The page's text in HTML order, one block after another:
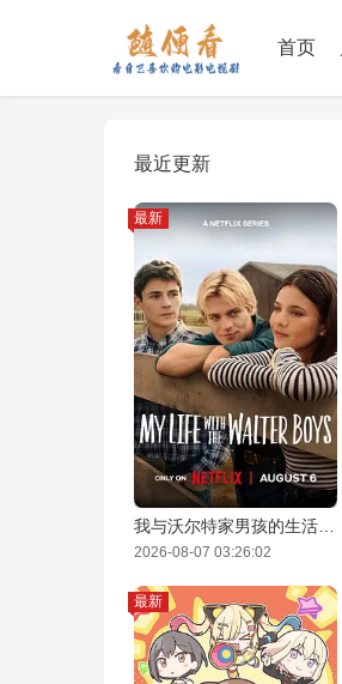
首页
最近更新
最新
2026-08-07 03:26:02
最新